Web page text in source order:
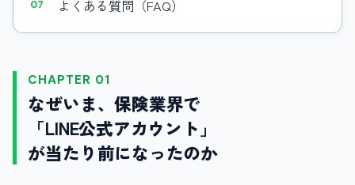
よくある質問（FAQ）
CHAPTER 01
なぜいま、保険業界で
「LINE公式アカウント」
が当たり前になったのか